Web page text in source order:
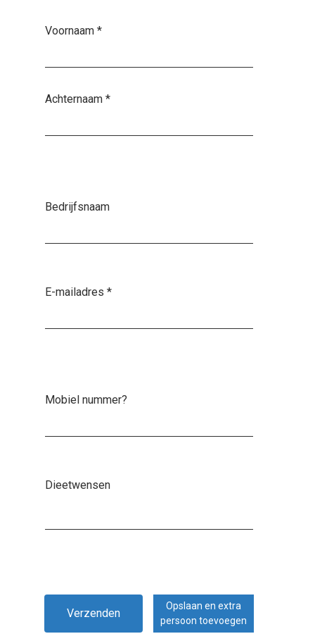
Voornaam *
Achternaam *
Bedrijfsnaam
E-mailadres *
Mobiel nummer?
Dieetwensen
Verzenden
Opslaan en extra
persoon toevoegen